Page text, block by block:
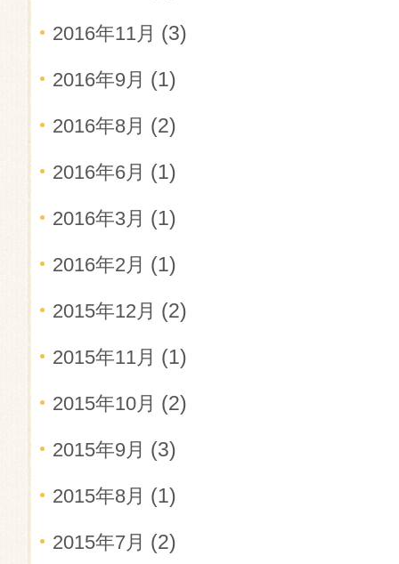
2016年11月 (3)
2016年9月 (1)
2016年8月 (2)
2016年6月 (1)
2016年3月 (1)
2016年2月 (1)
2015年12月 (2)
2015年11月 (1)
2015年10月 (2)
2015年9月 (3)
2015年8月 (1)
2015年7月 (2)